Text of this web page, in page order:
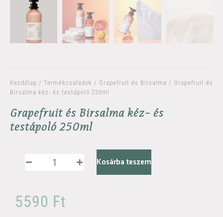
Kezdőlap / Termékcsaládok / Grapefruit és Birsalma / Grapefruit és
Birsalma kéz- és testápoló 250ml
Grapefruit és Birsalma kéz- és
testápoló 250ml
Kosárba teszem
5590 Ft